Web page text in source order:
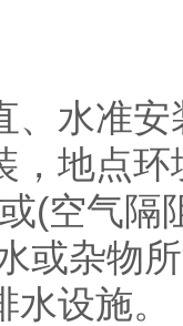
、水准安
，地点
(空气隔
或杂物
设施。